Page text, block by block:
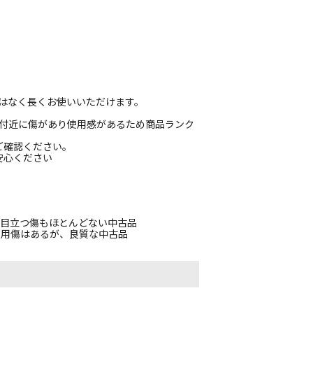
なく長くお使いいただけます。
近に傷があり使用感があるため商品ランク
認ください。
ください
立つ傷もほとんどない中古品
傷はあるが、良質な中古品